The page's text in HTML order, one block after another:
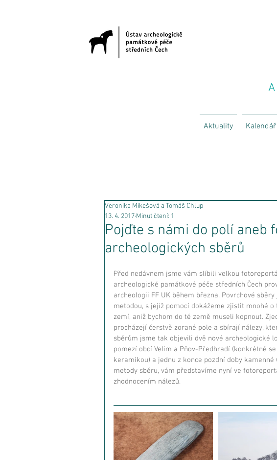
Aktuality
Pojďte s námi do polí aneb
archeologických sběrů
Veronika Mikešová a Tomáš Chlup
13. 4. 2017 Minut čtení: 1
Před nedávnem jsme vám slíbili velkou
archeologické památkové péče středních Čech
archeologii FF UK během března. Povrchové
metodou, s jejíž pomocí dokážeme zjistit mnohé
zemí, aniž bychom do té země museli kopnout.
procházejí čerstvě zorané pole a sbírají nálezy,
sběrům jsme tak objevili dvě nové archeologické
pomezí obcí Velim a Pňov-Předhradí (konkrétně
keramikou) a jednu z konce pozdní doby
metody sběru, vám představíme nyní ve
zhodnocením nálezů.